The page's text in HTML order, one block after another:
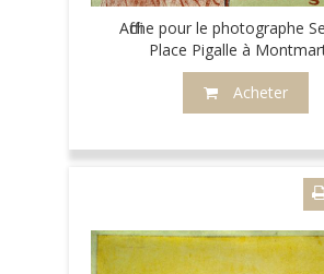
Affiche pour le photographe
Place Pigalle à
Acheter